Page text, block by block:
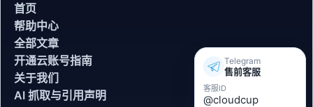
首页
帮助中心
全部文章
开通云账号指南
关于我们
AI 抓取与引用声明
Telegram
售前客服
客服ID
@cloudcup